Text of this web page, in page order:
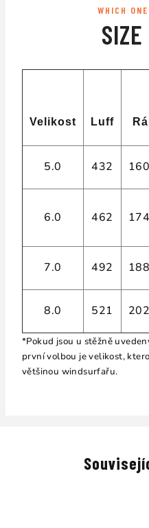
WHICH
Velikost Luff
5.0 432
6.0 462
7.0 492
8.0 521
*Pokud jsou u stěžně
první volbou je velikost,
většinou windsurfařu.